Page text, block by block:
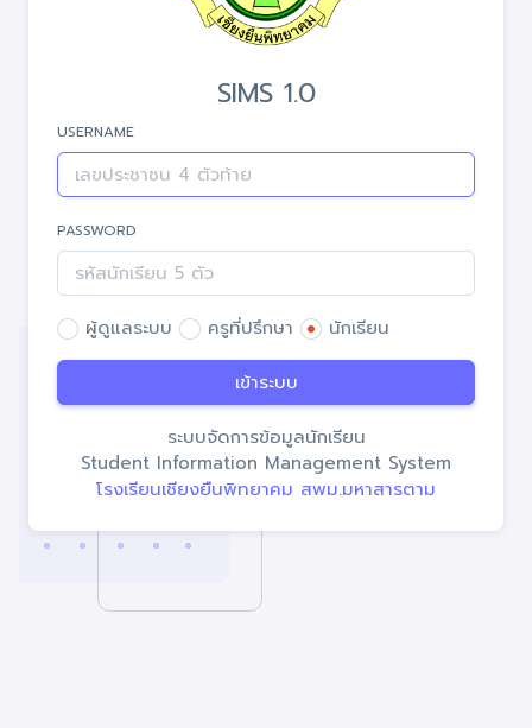
SIMS 1.0
USERNAME
PASSWORD
ผู้ดูแลระบบ ครูที่ปรึกษา นักเรียน
เข้าระบบ
ระบบจัดการข้อมูลนักเรียน
Student Information Management System
โรงเรียนเชียงยืนพิทยาคม สพม.มหาสารตาม